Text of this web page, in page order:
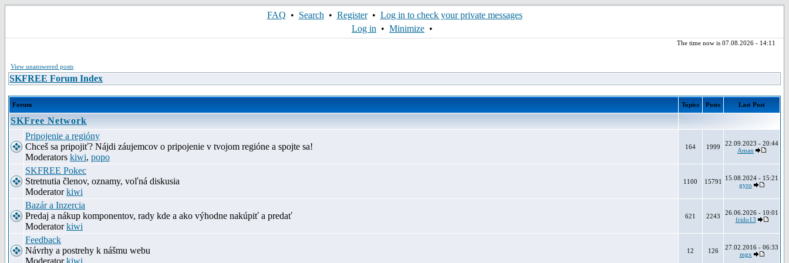
FAQ • Search • Register• Log in to check your private messages
Log in • Minimize •
The time now is 07.08.2026 - 14:11
View unanswered posts
SKFREE Forum Index
Forum Topics Posts Last Post
SKFree Network
Pripojenie a regióny
Chceš sa pripojiť? Nájdi záujemcov o pripojenie v tvojom regióne a spojte sa!
Moderators kiwi, popo
164 1999
22.09.2023 - 20:44
Aman
SKFREE Pokec
Stretnutia členov, oznamy, voľná diskusia
Moderatorkiwi
1100 15791
15.08.2024 - 15:21
gyro
Bazár a Inzercia
Predaj a nákup komponentov, rady kde a ako výhodne nakúpiť a predať
Moderatorkiwi
621 2243
26.06.2026 - 10:01
frido13
Feedback
Návrhy a postrehy k nášmu webu
Moderatorkiwi
12 126
27.02.2016 - 06:33
mgx